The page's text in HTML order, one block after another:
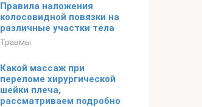
Правила наложения
колосовидной повязки на
различные участки тела
Травмы
Какой массаж при
переломе хирургической
шейки плеча,
рассматриваем подробно